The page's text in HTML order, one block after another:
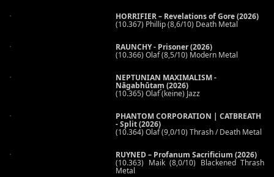
HORRIFIER – Revelations of Gore (2026)
(10.367) Phillip (8,6/10) Death Metal
RAUNCHY - Prisoner (2026)
(10.366) Olaf (8,5/10) Modern Metal
NEPTUNIAN MAXIMALISM -
Nāgabhūtaṃ (2026)
(10.365) Olaf (keine) Jazz
PHANTOM CORPORATION | CATBREATH
- Split (2026)
(10.364) Olaf (9,0/10) Thrash / Death Metal
RUYNED – Profanum Sacrificium (2026)
(10.363) Maik (8,0/10) Blackened Thrash
Metal